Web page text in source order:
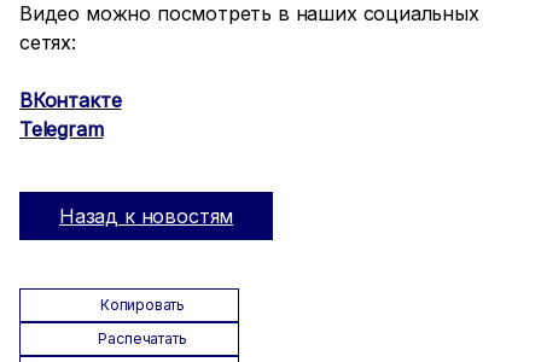
Видео можно посмотреть в наших социальных
сетях:
ВКонтакте
Telegram
Назад к новостям
Копировать
Распечатать